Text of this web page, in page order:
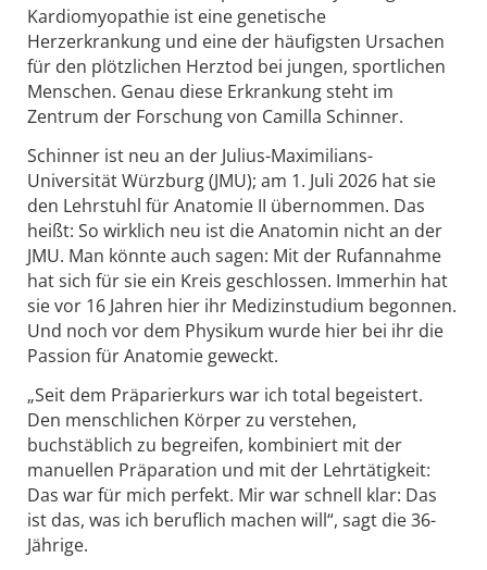
Kardiomyopathie ist eine genetische
Herzerkrankung und eine der häufigsten Ursachen
für den plötzlichen Herztod bei jungen, sportlichen
Menschen. Genau diese Erkrankung steht im
Zentrum der Forschung von Camilla Schinner.
Schinner ist neu an der Julius-Maximilians-
Universität Würzburg (JMU); am 1. Juli 2026 hat sie
den Lehrstuhl für Anatomie II übernommen. Das
heißt: So wirklich neu ist die Anatomin nicht an der
JMU. Man könnte auch sagen: Mit der Rufannahme
hat sich für sie ein Kreis geschlossen. Immerhin hat
sie vor 16 Jahren hier ihr Medizinstudium begonnen.
Und noch vor dem Physikum wurde hier bei ihr die
Passion für Anatomie geweckt.
„Seit dem Präparierkurs war ich total begeistert.
Den menschlichen Körper zu verstehen,
buchstäblich zu begreifen, kombiniert mit der
manuellen Präparation und mit der Lehrtätigkeit:
Das war für mich perfekt. Mir war schnell klar: Das
ist das, was ich beruflich machen will“, sagt die 36-
Jährige.